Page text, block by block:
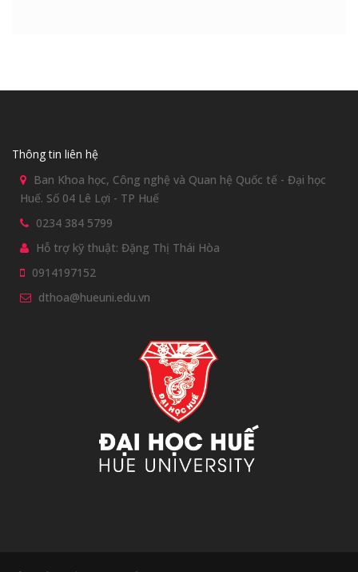
Thông tin liên hệ
Ban Khoa học, Công nghệ và Quan hệ Quốc tế - Đại học
Huế. Số 04 Lê Lợi - TP Huế
0234 384 5799
Hỗ trợ kỹ thuật: Đặng Thị Thái Hòa
0914197152
dthoa@hueuni.edu.vn